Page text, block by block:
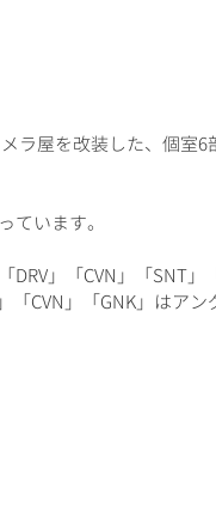
ラ屋を改装した、個室6
います。
」「CVN」「SNT」
CVN」「GNK」はアン